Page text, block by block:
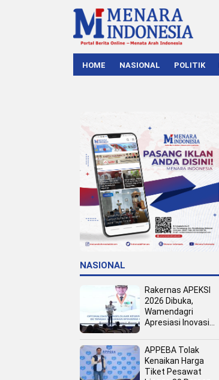
HOME NASIONAL POLITIK
NASIONAL
Rakernas APEKSI
2026 Dibuka,
Wamendagri
Apresiasi Inovasi
Tingkat Kota
APPEBA Tolak
Kenaikan Harga
Tiket Pesawat